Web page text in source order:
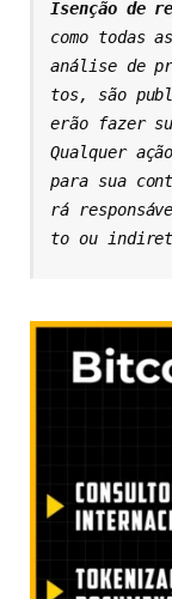
Isenção de
como todas
análise de
tos, são
erão fazer
Qualquer
para sua
rá
to ou